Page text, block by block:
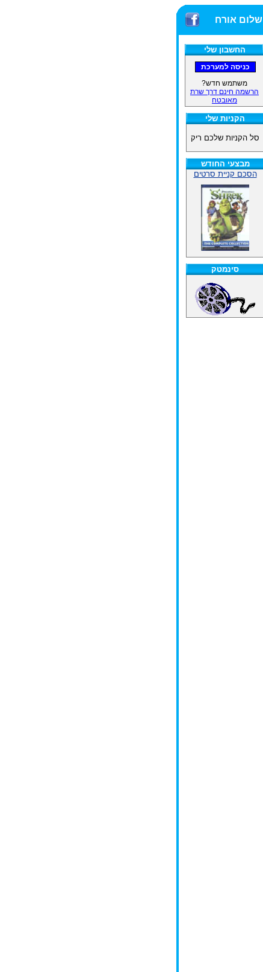
שלום אורח
החשבון שלי
משתמש חדש?
הרשמה חינם דרך שרת
מאובטח
הקניות שלי
סל הקניות שלכם ריק
מבצעי החודש
הסכם קניית סרטים
סינמטק